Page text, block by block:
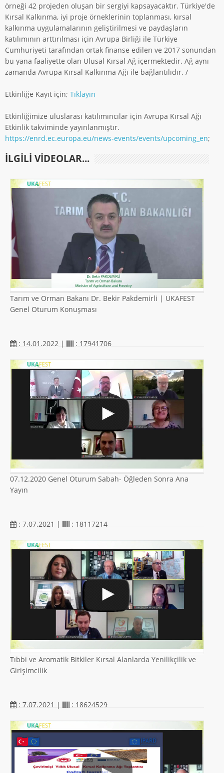
örneği 42 projeden oluşan bir sergiyi kapsayacaktır. Türkiye'de
Kırsal Kalkınma, iyi proje örneklerinin toplanması, kırsal
kalkınma uygulamalarının geliştirilmesi ve paydaşların
katılımının arttırılması için Avrupa Birliği ile Türkiye
Cumhuriyeti tarafından ortak finanse edilen ve 2017 sonundan
bu yana faaliyette olan Ulusal Kırsal Ağ içermektedir. Ağ aynı
zamanda Avrupa Kırsal Kalkınma Ağı ile bağlantılıdır. /
Etkinliğe Kayıt için; Tıklayın
Etkinliğimize uluslarası katılımıncılar için Avrupa Kırsal Ağı
Etkinlik takviminde yayınlanmıştır.
https://enrd.ec.europa.eu/news-events/events/upcoming_en;
ILGILI VIDEOLAR...
Tarım ve Orman Bakanı Dr. Bekir Pakdemirli | UKAFEST
Genel Oturum Konuşması
: 14.01.2022 | : 17941706
07.12.2020 Genel Oturum Sabah- Öğleden Sonra Ana
Yayın
: 7.07.2021 | : 18117214
Tıbbi ve Aromatik Bitkiler Kırsal Alanlarda Yenilikçilik ve
Girişimcilik
: 7.07.2021 | : 18624529